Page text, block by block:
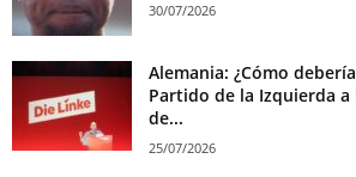
30/07/2026
Alemania: ¿Cómo
Partido de la Izquierda
de...
25/07/2026